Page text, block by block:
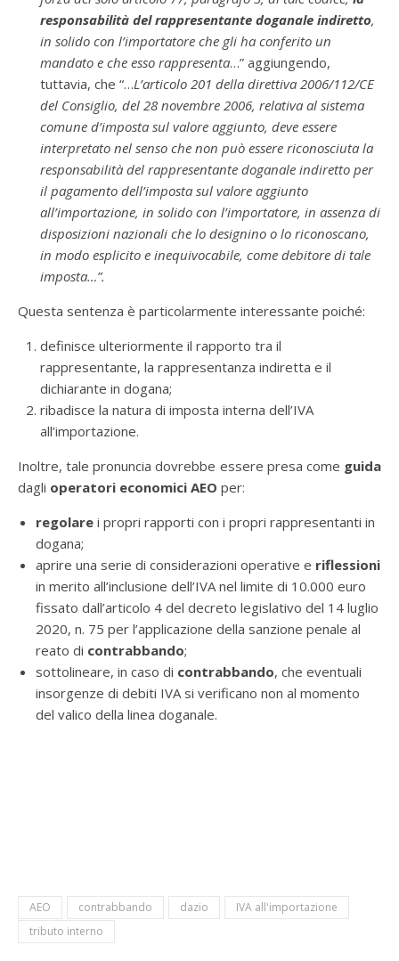
responsabilità del rappresentante doganale indiretto,
in solido con l’importatore che gli ha conferito un
mandato e che esso rappresenta…” aggiungendo,
tuttavia, che “…L’articolo 201 della direttiva 2006/112/CE
del Consiglio, del 28 novembre 2006, relativa al sistema
comune d’imposta sul valore aggiunto, deve essere
interpretato nel senso che non può essere riconosciuta la
responsabilità del rappresentante doganale indiretto per
il pagamento dell’imposta sul valore aggiunto
all’importazione, in solido con l’importatore, in assenza di
disposizioni nazionali che lo designino o lo riconoscano,
in modo esplicito e inequivocabile, come debitore di tale
imposta…”.
Questa sentenza è particolarmente interessante poiché:
definisce ulteriormente il rapporto tra il
rappresentante, la rappresentanza indiretta e il
dichiarante in dogana;
ribadisce la natura di imposta interna dell’IVA
all’importazione.
Inoltre, tale pronuncia dovrebbe essere presa come guida
dagli operatori economici AEO per:
regolare i propri rapporti con i propri rappresentanti in
dogana;
aprire una serie di considerazioni operative e riflessioni
in merito all’inclusione dell’IVA nel limite di 10.000 euro
fissato dall’articolo 4 del decreto legislativo del 14 luglio
2020, n. 75 per l’applicazione della sanzione penale al
reato di contrabbando;
sottolineare, in caso di contrabbando, che eventuali
insorgenze di debiti IVA si verificano non al momento
del valico della linea doganale.
AEO contrabbando dazio
IVA all'importazione
tributo interno